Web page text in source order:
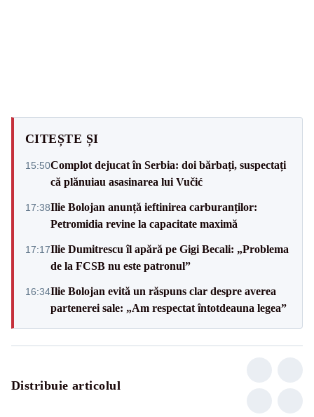
CITEȘTE ȘI
15:50Complot dejucat în Serbia: doi bărbați, suspectați
că plănuiau asasinarea lui Vučić
17:38Ilie Bolojan anunță ieftinirea carburanților:
Petromidia revine la capacitate maximă
17:17Ilie Dumitrescu îl apără pe Gigi Becali: „Problema
de la FCSB nu este patronul”
16:34Ilie Bolojan evită un răspuns clar despre averea
partenerei sale: „Am respectat întotdeauna legea”
Distribuie articolul